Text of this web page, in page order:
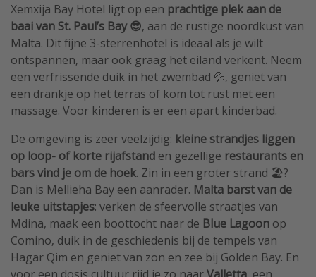
Xemxija Bay Hotel ligt op een prachtige plek aan de
baai van St. Paul’s Bay 😎, aan de rustige noordkust van
Malta. Dit fijne 3-sterrenhotel is ideaal als je wilt
ontspannen, maar ook graag het eiland verkent. Neem
een verfrissende duik in het zwembad 💦, geniet van
een drankje op het terras of kom tot rust met een
massage. Voor kinderen is er een apart kinderbad.
De omgeving is zeer veelzijdig: kleine strandjes liggen
op loop- of korte rijafstand en gezellige restaurants en
bars vind je om de hoek. Zin in een groter strand 🏖️?
Dan is Mellieha Bay een aanrader. Malta barst van de
leuke uitstapjes: verken de sfeervolle straatjes van
Mdina, maak een boottocht naar de Blue Lagoon op
Comino, duik in de geschiedenis bij de tempels van
Hagar Qim en geniet van zon en zee bij Golden Bay. En